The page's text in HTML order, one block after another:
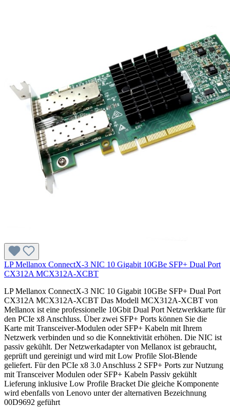
LP Mellanox ConnectX-3 NIC 10 Gigabit 10GBe SFP+ Dual Port
CX312A MCX312A-XCBT
LP Mellanox ConnectX-3 NIC 10 Gigabit 10GBe SFP+ Dual Port
CX312A MCX312A-XCBT Das Modell MCX312A-XCBT von
Mellanox ist eine professionelle 10Gbit Dual Port Netzwerkkarte für
den PCIe x8 Anschluss. Über zwei SFP+ Ports können Sie die
Karte mit Transceiver-Modulen oder SFP+ Kabeln mit Ihrem
Netzwerk verbinden und so die Konnektivität erhöhen. Die NIC ist
passiv gekühlt. Der Netzwerkadapter von Mellanox ist gebraucht,
geprüft und gereinigt und wird mit Low Profile Slot-Blende
geliefert. Für den PCIe x8 3.0 Anschluss 2 SFP+ Ports zur Nutzung
mit Transceiver Modulen oder SFP+ Kabeln Passiv gekühlt
Lieferung inklusive Low Profile Bracket Die gleiche Komponente
wird ebenfalls von Lenovo unter der alternativen Bezeichnung
00D9692 geführt